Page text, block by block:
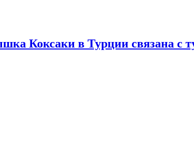
Коксаки в Турции связана с